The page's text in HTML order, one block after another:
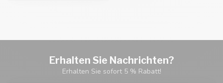
Erhalten Sie Nachrichten?
Erhalten Sie sofort 5 % Rabatt!